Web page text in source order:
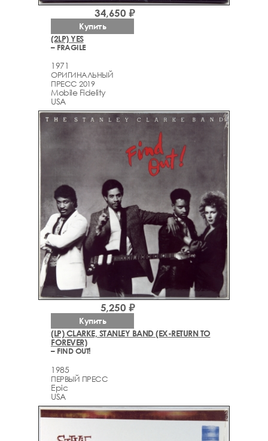
(2LP) YES
– FRAGILE
1971
ОРИГИНАЛЬНЫЙ
ПРЕСС 2019
Mobile Fidelity
USA
34,650 ₽
Купить
(LP) CLARKE, STANLEY BAND (EX-RETURN TO
FOREVER)
– FIND OUT!
1985
ПЕРВЫЙ ПРЕСС
Epic
USA
5,250 ₽
Купить